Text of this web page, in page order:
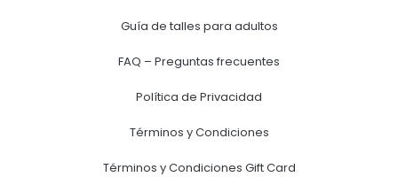
Guía de talles para adultos
FAQ – Preguntas frecuentes
Política de Privacidad
Términos y Condiciones
Términos y Condiciones Gift Card